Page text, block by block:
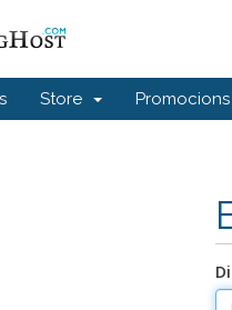
Store Promocions